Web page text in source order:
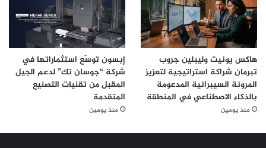
هاكس يونيت وليبلين جروب
تبرمان شراكة استراتيجية لتعزيز
المرونة السيبرانية المدعومة
بالذكاء الاصطناعي في المنطقة
منذ يومين
إبسون توسّع استثماراتها في
شركة “جوسان تك” لدعم الجيل
المقبل من تقنيات التصنيع
المتقدمة
منذ يومين